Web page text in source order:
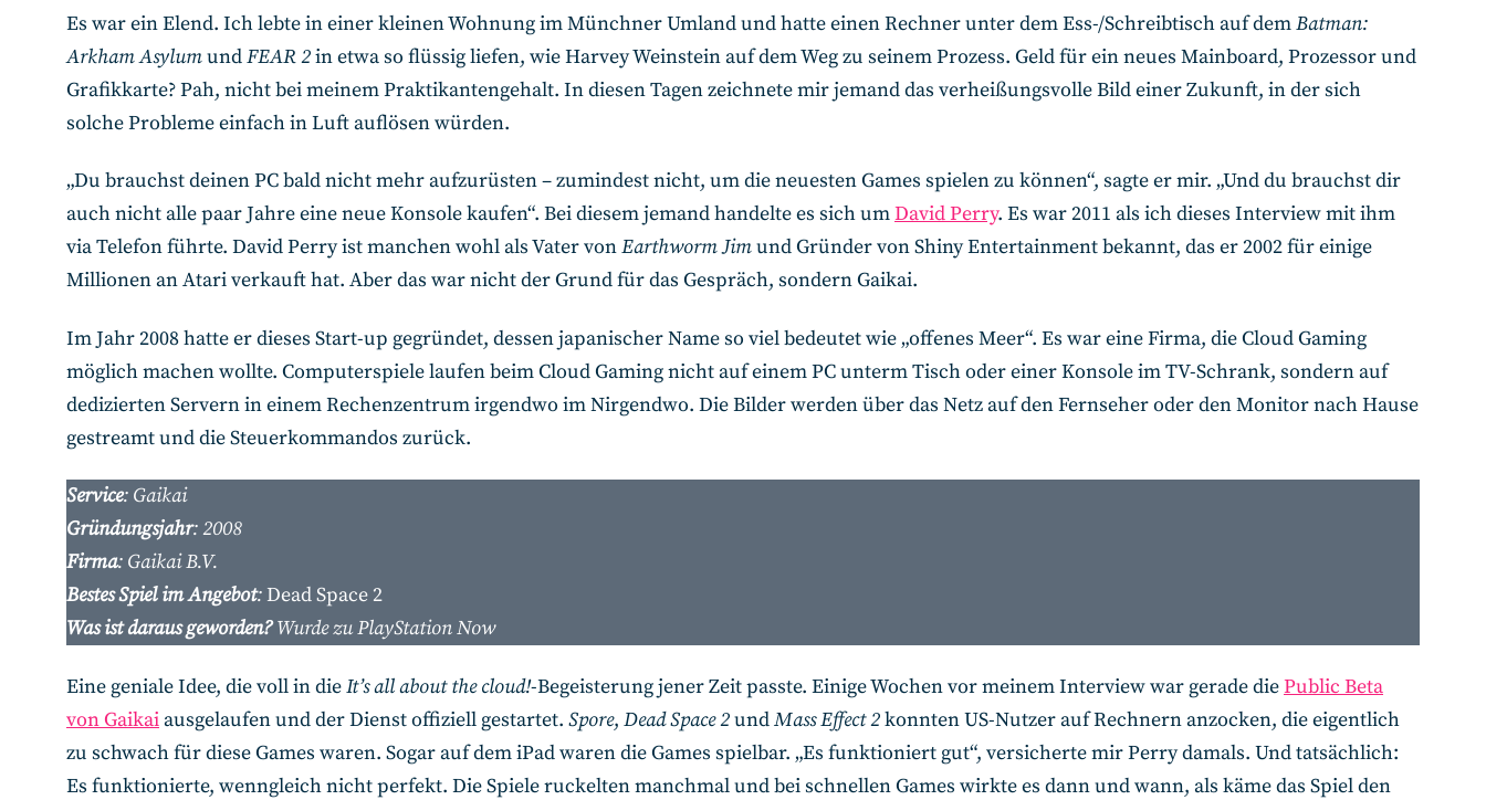
Es war ein Elend. Ich lebte in einer kleinen Wohnung im Münchner Umland und hatte einen Rechner unter dem Ess-/Schreibtisch auf demBatman:
Arkham AsylumundFEAR 2in etwa so flüssig liefen, wie Harvey Weinstein auf dem Weg zu seinem Prozess. Geld für ein neues Mainboard, Prozessor und
Grafikkarte? Pah, nicht bei meinem Praktikantengehalt. In diesen Tagen zeichnete mir jemand das verheißungsvolle Bild einer Zukunft, in der sich
solche Probleme einfach in Luft auflösen würden.
„Du brauchst deinen PC bald nicht mehr aufzurüsten – zumindest nicht, um die neuesten Games spielen zu können“, sagte er mir. „Und du brauchst dir
auch nicht alle paar Jahre eine neue Konsole kaufen“. Bei diesem jemand handelte es sich umDavid Perry. Es war 2011 als ich dieses Interview mit ihm
via Telefon führte. David Perry ist manchen wohl als Vater vonEarthworm Jimund Gründer von Shiny Entertainment bekannt, das er 2002 für einige
Millionen an Atari verkauft hat. Aber das war nicht der Grund für das Gespräch, sondern Gaikai.
Im Jahr 2008 hatte er dieses Start-up gegründet, dessen japanischer Name so viel bedeutet wie „offenes Meer“. Es war eine Firma, die Cloud Gaming
möglich machen wollte. Computerspiele laufen beim Cloud Gaming nicht auf einem PC unterm Tisch oder einer Konsole im TV-Schrank, sondern auf
dedizierten Servern in einem Rechenzentrum irgendwo im Nirgendwo. Die Bilder werden über das Netz auf den Fernseher oder den Monitor nach Hause
gestreamt und die Steuerkommandos zurück.
Service: Gaikai
Gründungsjahr: 2008
Firma: Gaikai B.V.
Bestes Spiel im Angebot:Dead Space 2
Was ist daraus geworden?Wurde zu PlayStation Now
Eine geniale Idee, die voll in dieIt’s all about the cloud!-Begeisterung jener Zeit passte. Einige Wochen vor meinem Interview war gerade diePublic Beta
von Gaikaiausgelaufen und der Dienst offiziell gestartet. Spore, Dead Space 2undMass Effect 2konnten US-Nutzer auf Rechnern anzocken, die eigentlich
zu schwach für diese Games waren. Sogar auf dem iPad waren die Games spielbar. „Es funktioniert gut“, versicherte mir Perry damals. Und tatsächlich:
Es funktionierte, wenngleich nicht perfekt. Die Spiele ruckelten manchmal und bei schnellen Games wirkte es dann und wann, als käme das Spiel den